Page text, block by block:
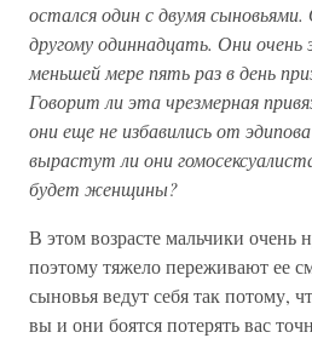
остался один с двумя сыновьями.
другому одиннадцать. Они очень
меньшей мере пять раз в день
Говорит ли эта чрезмерная
они еще не избавились от
вырастут ли они
будет женщины?
В этом возрасте мальчики очень
поэтому тяжело переживают ее
сыновья ведут себя так потому,
вы и они боятся потерять вас